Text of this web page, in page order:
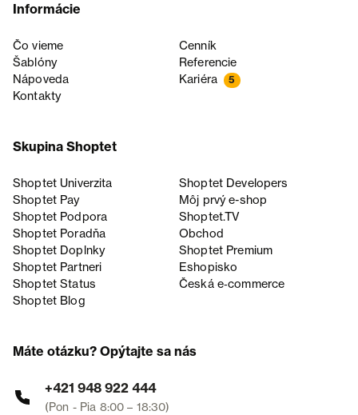
Informácie
Čo vieme
Cenník
Šablóny
Referencie
Nápoveda
Kariéra 5
Kontakty
Skupina Shoptet
Shoptet Univerzita
Shoptet Developers
Shoptet Pay
Môj prvý e-shop
Shoptet Podpora
Shoptet.TV
Shoptet Poradňa
Obchod
Shoptet Doplnky
Shoptet Premium
Shoptet Partneri
Eshopisko
Shoptet Status
Česká e‑commerce
Shoptet Blog
Máte otázku? Opýtajte sa nás
+421 948 922 444
(Pon - Pia 8:00 – 18:30)